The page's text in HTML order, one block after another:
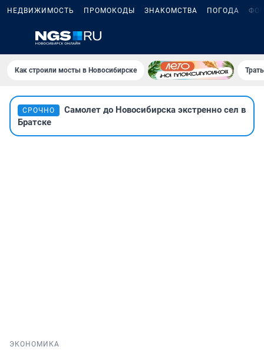
НЕДВИЖИМОСТЬ ПРОМОКОДЫ ЗНАКОМСТВА ПОГОДА
Как строили мосты в Новосибирске
СРОЧНО
Самолет до Новосибирска экстренно сел в
Братске
ЭКОНОМИКА